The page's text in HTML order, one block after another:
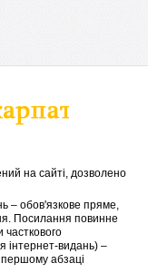
на сайті, дозволено
– обов'язкове пряме,
Посилання повинне
часткового
інтернет-видань) –
першому абзаці